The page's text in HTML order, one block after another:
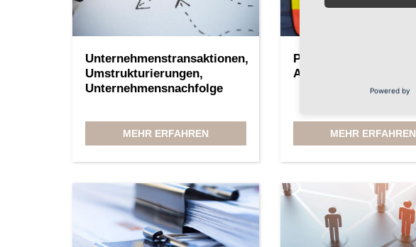
Unternehmenstransaktionen,
Umstrukturierungen,
Unternehmensnachfolge
MEHR ERFAHREN
Privates Baurecht und
Architektenrecht
MEHR ERFAHREN
Powered by